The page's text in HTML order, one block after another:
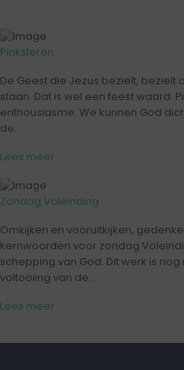
Pinksteren
De Geest die Jezus bezielt,
staan. Dat is wel een feest waard.
enthousiasme. We kunnen God
de...
Lees meer ...
Zondag Voleinding
Omkijken en vooruitkijken,
kernwoorden voor zondag
schepping van God. Dit werk is
voltooiing van de...
Lees meer ...